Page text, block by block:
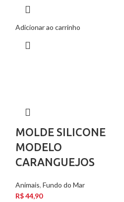
Adicionar ao carrinho
MOLDE SILICONE
MODELO
CARANGUEJOS
Animais, Fundo do Mar
R$44,90